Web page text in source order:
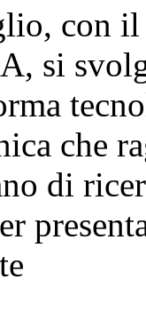
con
si
che
di